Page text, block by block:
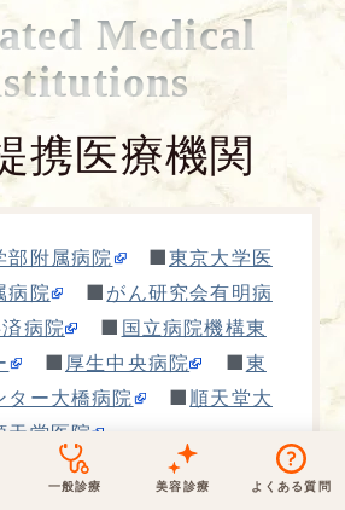
Medical
携医療機関
部附属病院 ■東京大学医
病院
■ がん研究会有明病
病院 ■ 国立病院機構東
■ 厚生中央病院 ■東
ター大橋病院
■ 順天堂大
天堂医院
らのお知らせ
医療トピックス
取材協力
松下医師のインスタ
めての方へ
医師の紹介
のポリシー
サイトマップ
一般診療
険での診療
泌尿器科
皮膚科
形成外科
日・祝は休診です
美容診療 よくある質問
美容診療
予約について
のお問いあわせ
美容診療
0120-70-5929
日・祝はお休みです
プリで経路を調べる